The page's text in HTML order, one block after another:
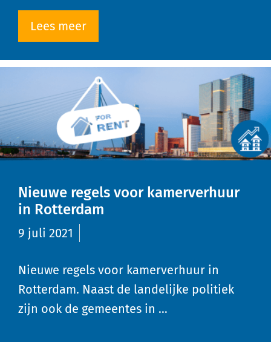
Lees meer
Nieuwe regels voor kamerverhuur
in Rotterdam
9 juli 2021
Nieuwe regels voor kamerverhuur in
Rotterdam. Naast de landelijke politiek
zijn ook de gemeentes in …